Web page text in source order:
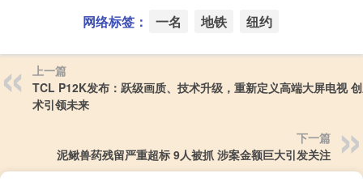
网络标签： 一名 地铁 纽约
上一篇
TCL P12K发布：跃级画质、技术升级，重新定义高端大屏电视
术引领未来
下一篇
泥鳅兽药残留严重超标 9人被抓 涉案金额巨大引发关注